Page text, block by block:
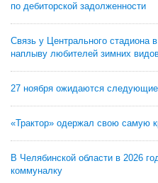
по дебиторской задолженности
Связь у Центрального стадиона
наплыву любителей зимних
27 ноября ожидаются
«Трактор» одержал свою самую
В Челябинской области в 2026
коммуналку